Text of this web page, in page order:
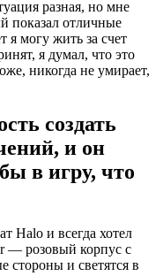
разная, но мне
показал отличные
я могу жить за счет
я думал, что это
никогда не умирает,
создать
и он
в игру, что
Halo и всегда хотел
— розовый корпус с
стороны и светятся в